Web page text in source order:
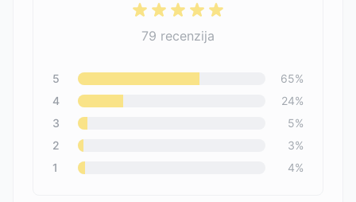
79 recenzija
5 65%
4
24%
3
5%
2
3%
1
4%